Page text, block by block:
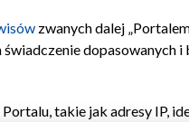
zwanych dalej
dopasowanych i
Portalu, takie jak adresy IP,